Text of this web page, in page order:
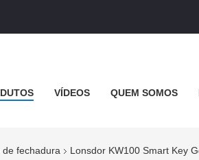
VÍDEOS QUEM SOMOS
de fechadura Lonsdor KW100 Smart Key